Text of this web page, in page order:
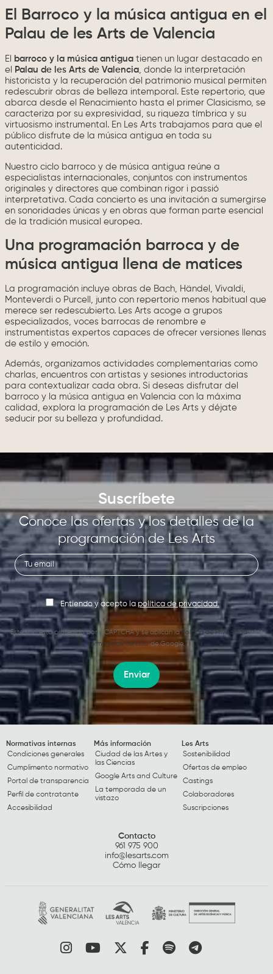
El Barroco y la música antigua en el
Palau de les Arts de Valencia
El barroco y la música antigua tienen un lugar destacado en
el Palau de les Arts de Valencia , donde la interpretación
historicista y la recuperación del patrimonio musical permiten
redescubrir obras de belleza intemporal. Este repertorio, que
abarca desde el Renacimiento hasta el primer Clasicismo, se
caracteriza por su expresividad, su riqueza tímbrica y su
virtuosismo instrumental. En Les Arts trabajamos para que el
público disfrute de la música antigua en toda su
autenticidad.
Nuestro ciclo barroco y de música antigua reúne a
especialistas internacionales, conjuntos con instrumentos
originales y directores que combinan rigor i passió
interpretativa. Cada concierto es una invitación a sumergirse
en sonoridades únicas y en obras que forman parte esencial
de la tradición musical europea.
Una programación barroca y de
música antigua llena de matices
La programación incluye obras de Bach, Händel, Vivaldi,
Monteverdi o Purcell, junto con repertorio menos habitual que
merece ser redescubierto. Les Arts acoge a grupos
especializados, voces barrocas de renombre e
instrumentistas expertos capaces de ofrecer versiones llenas
de estilo y emoción.
Además, organizamos actividades complementarias como
charlas, encuentros con artistas y sesiones introductorias
para contextualizar cada obra. Si deseas disfrutar del
barroco y la música antigua en Valencia con la máxima
calidad, explora la programación de Les Arts y déjate
seducir por su belleza y profundidad.
Suscríbete
Conoce las ofertas y los detalles de la
programación de Les Arts
Entiendo y acepto lapolítica de privacidad.
Este sitio está protegido por reCAPTCHA y se aplican laPolítica de Privacidady los
Términos de Serviciode Google.
Enviar
Normativas internas
Condiciones generales
Cumplimento normativo
Portal de transparencia
Perfil de contratante
Accesibilidad
Más información
Ciudad de las Artes y
las Ciencias
Google Arts and Culture
La temporada de un
vistazo
Les Arts
Sostenibilidad
Ofertas de empleo
Castings
Colaboradores
Suscripciones
Contacto
961 975 900
info@lesarts.com
Cómo llegar
Link a instagram
Link a youtube
Link a twitter
Link a facebook
Link a spotify
Link a